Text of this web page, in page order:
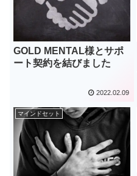
GOLD MENTAL様とサポ
ート契約を結びました
2022.02.09
マインドセット